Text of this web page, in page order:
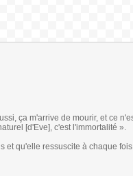
ça m'arrive de mourir, et ce
[d'Eve], c'est l'immortalité ».
et qu'elle ressuscite à chaque